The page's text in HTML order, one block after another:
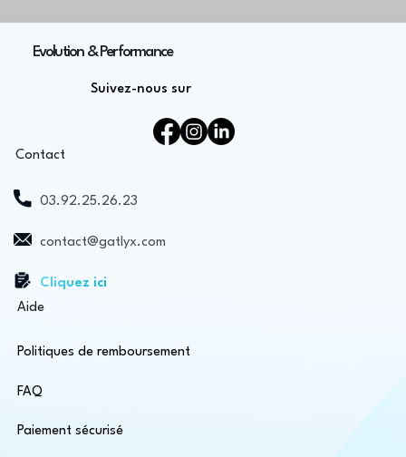
Contact
03.92.25.26.23
contact@gatlyx.com
Cliquez ici
Evolution & Performance
Suivez-nous sur
Aide
Politiques de remboursement
FAQ
Paiement sécurisé